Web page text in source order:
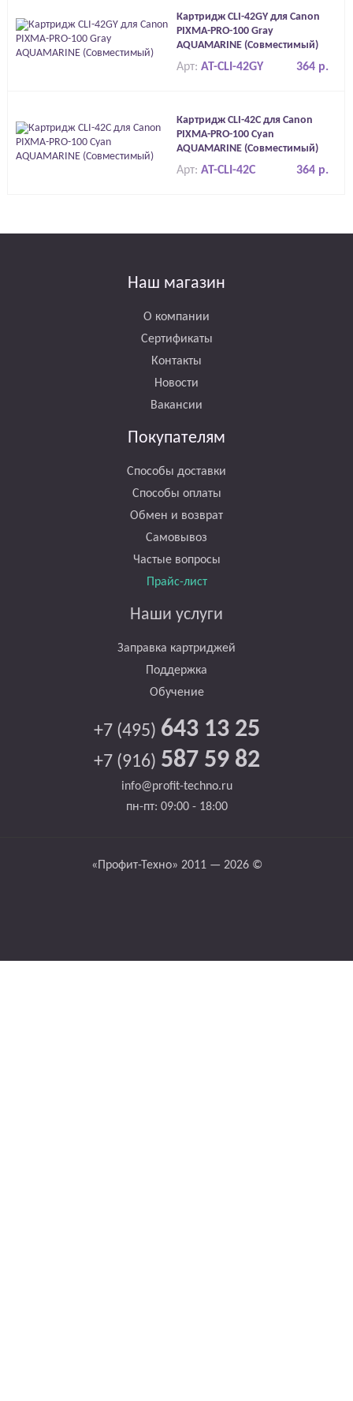
Картридж CLI-42GY для Canon
PIXMA-PRO-100 Gray
AQUAMARINE (Совместимый)
364 р.
Арт:AT-CLI-42GY
Картридж CLI-42C для Canon
PIXMA-PRO-100 Cyan
AQUAMARINE (Совместимый)
364 р.
Арт:AT-CLI-42C
Наш магазин
О компании
Сертификаты
Контакты
Новости
Вакансии
Покупателям
Способы доставки
Способы оплаты
Обмен и возврат
Самовывоз
Частые вопросы
Прайс-лист
Наши услуги
Заправка картриджей
Поддержка
Обучение
+7 (495) 643 13 25
+7 (916) 587 59 82
info@profit-techno.ru
пн-пт: 09:00 - 18:00
«Профит-Техно» 2011 — 2026 ©